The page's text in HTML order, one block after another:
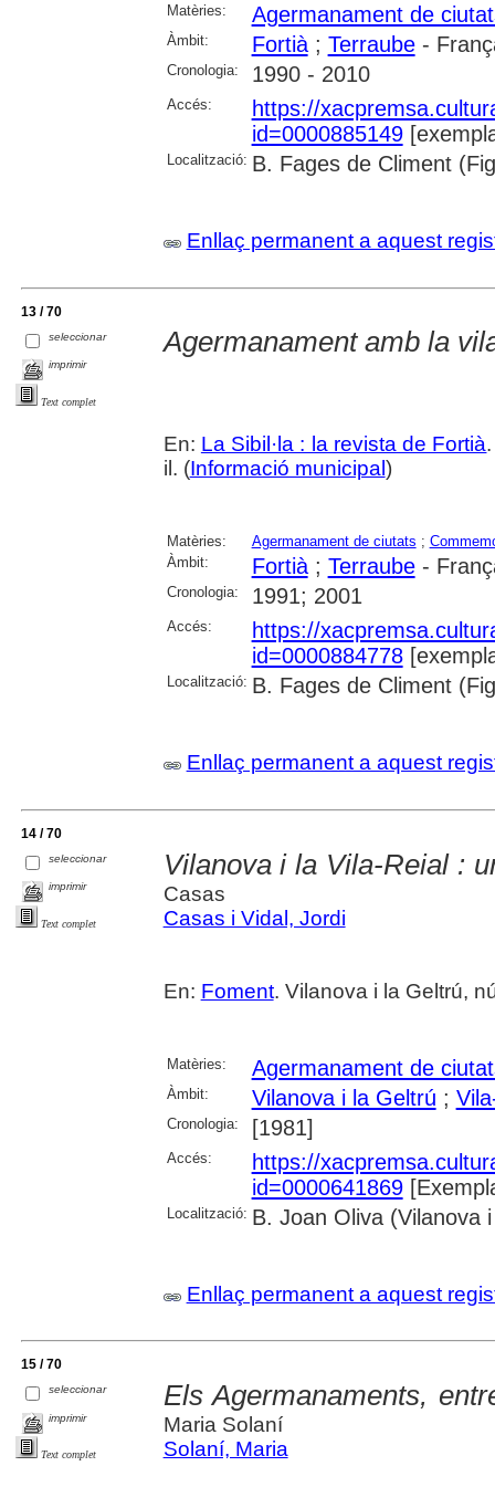
Matèries: Agermanament de
Àmbit: Fortià; Terraube-
Cronologia: 1990 - 2010
Accés:
https://
id=0000885149
Localització: B. Fages de Climent
Enllaç permanent a aquest
13 / 70
seleccionar
imprimir
Text complet
Agermanament amb la
En: La Sibil·la : la revista de Fortià
il. (Informació municipal)
Matèries: Agermanament de ciutats ;
Àmbit:
Fortià; Terraube-
Cronologia: 1991; 2001
Accés:
https://
id=0000884778
Localització: B. Fages de Climent
Enllaç permanent a aquest
14 / 70
seleccionar
imprimir
Text complet
Vilanova i la Vila-Reial :
Casas
Casas i Vidal, Jordi
En: Foment. Vilanova i la Geltrú,
Matèries: Agermanament de
Àmbit: Vilanova i la Geltrú ;
Cronologia: [1981]
Accés:
https://
id=0000641869
Localització: B. Joan Oliva (Vilanova
Enllaç permanent a aquest
15 / 70
seleccionar
imprimir
Text complet
Els Agermanaments,
Maria Solaní
Solaní, Maria